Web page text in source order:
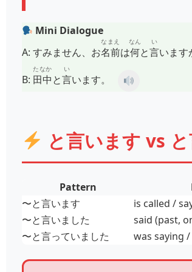
Mini Dialogue
A: すみません、お名前
なまえ
は何
なん
と言
い
います
B: 田中
たなか
と言
い
います。
と言います vs
Pattern
〜と言います
is called /
〜と言いました
said (past,
〜と言っていました
was saying